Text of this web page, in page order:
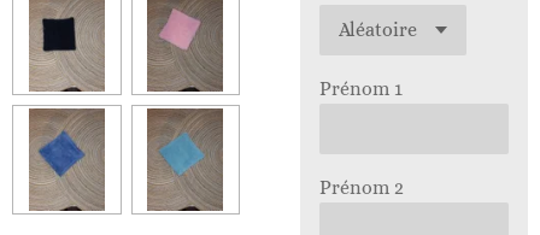
Prénom 1
Prénom 2